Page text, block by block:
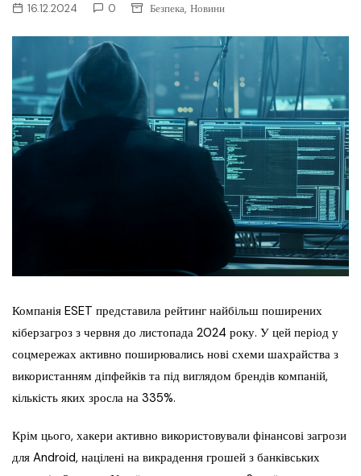
16.12.2024 0 Безпека, Новини
Компанія ESET представила рейтинг найбільш поширених
кіберзагроз з червня до листопада 2024 року. У цей період у
соцмережах активно поширювались нові схеми шахрайства з
використанням діпфейків та під виглядом брендів компаній,
кількість яких зросла на 335%.
Крім цього, хакери активно використовували фінансові загрози
для Android, націлені на викрадення грошей з банківських